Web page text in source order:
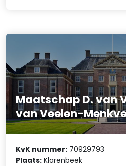
Maatschap D. van
van Veelen-
KvK nummer: 70929793
Plaats: Klarenbeek